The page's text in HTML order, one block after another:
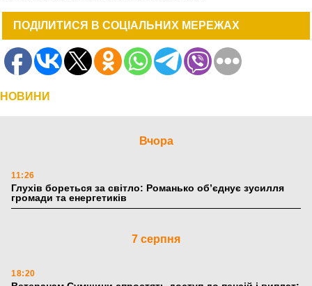
ПОДІЛИТИСЯ В СОЦІАЛЬНИХ МЕРЕЖАХ
НОВИНИ
Вчора
11:26
Глухів бореться за світло: Романько об’єднує зусилля
громади та енергетиків
7 серпня
18:20